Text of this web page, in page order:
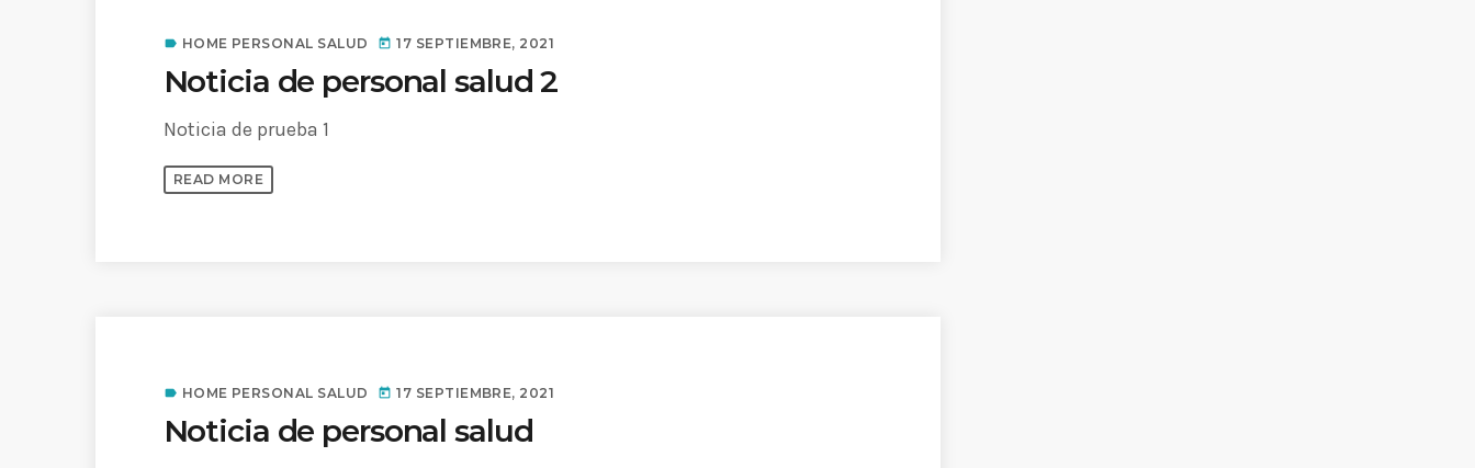
label HOME PERSONAL SALUD today 17 SEPTIEMBRE, 2021
Noticia de personal salud 2
Noticia de prueba 1
READ MORE
label HOME PERSONAL SALUD today 17 SEPTIEMBRE, 2021
Noticia de personal salud